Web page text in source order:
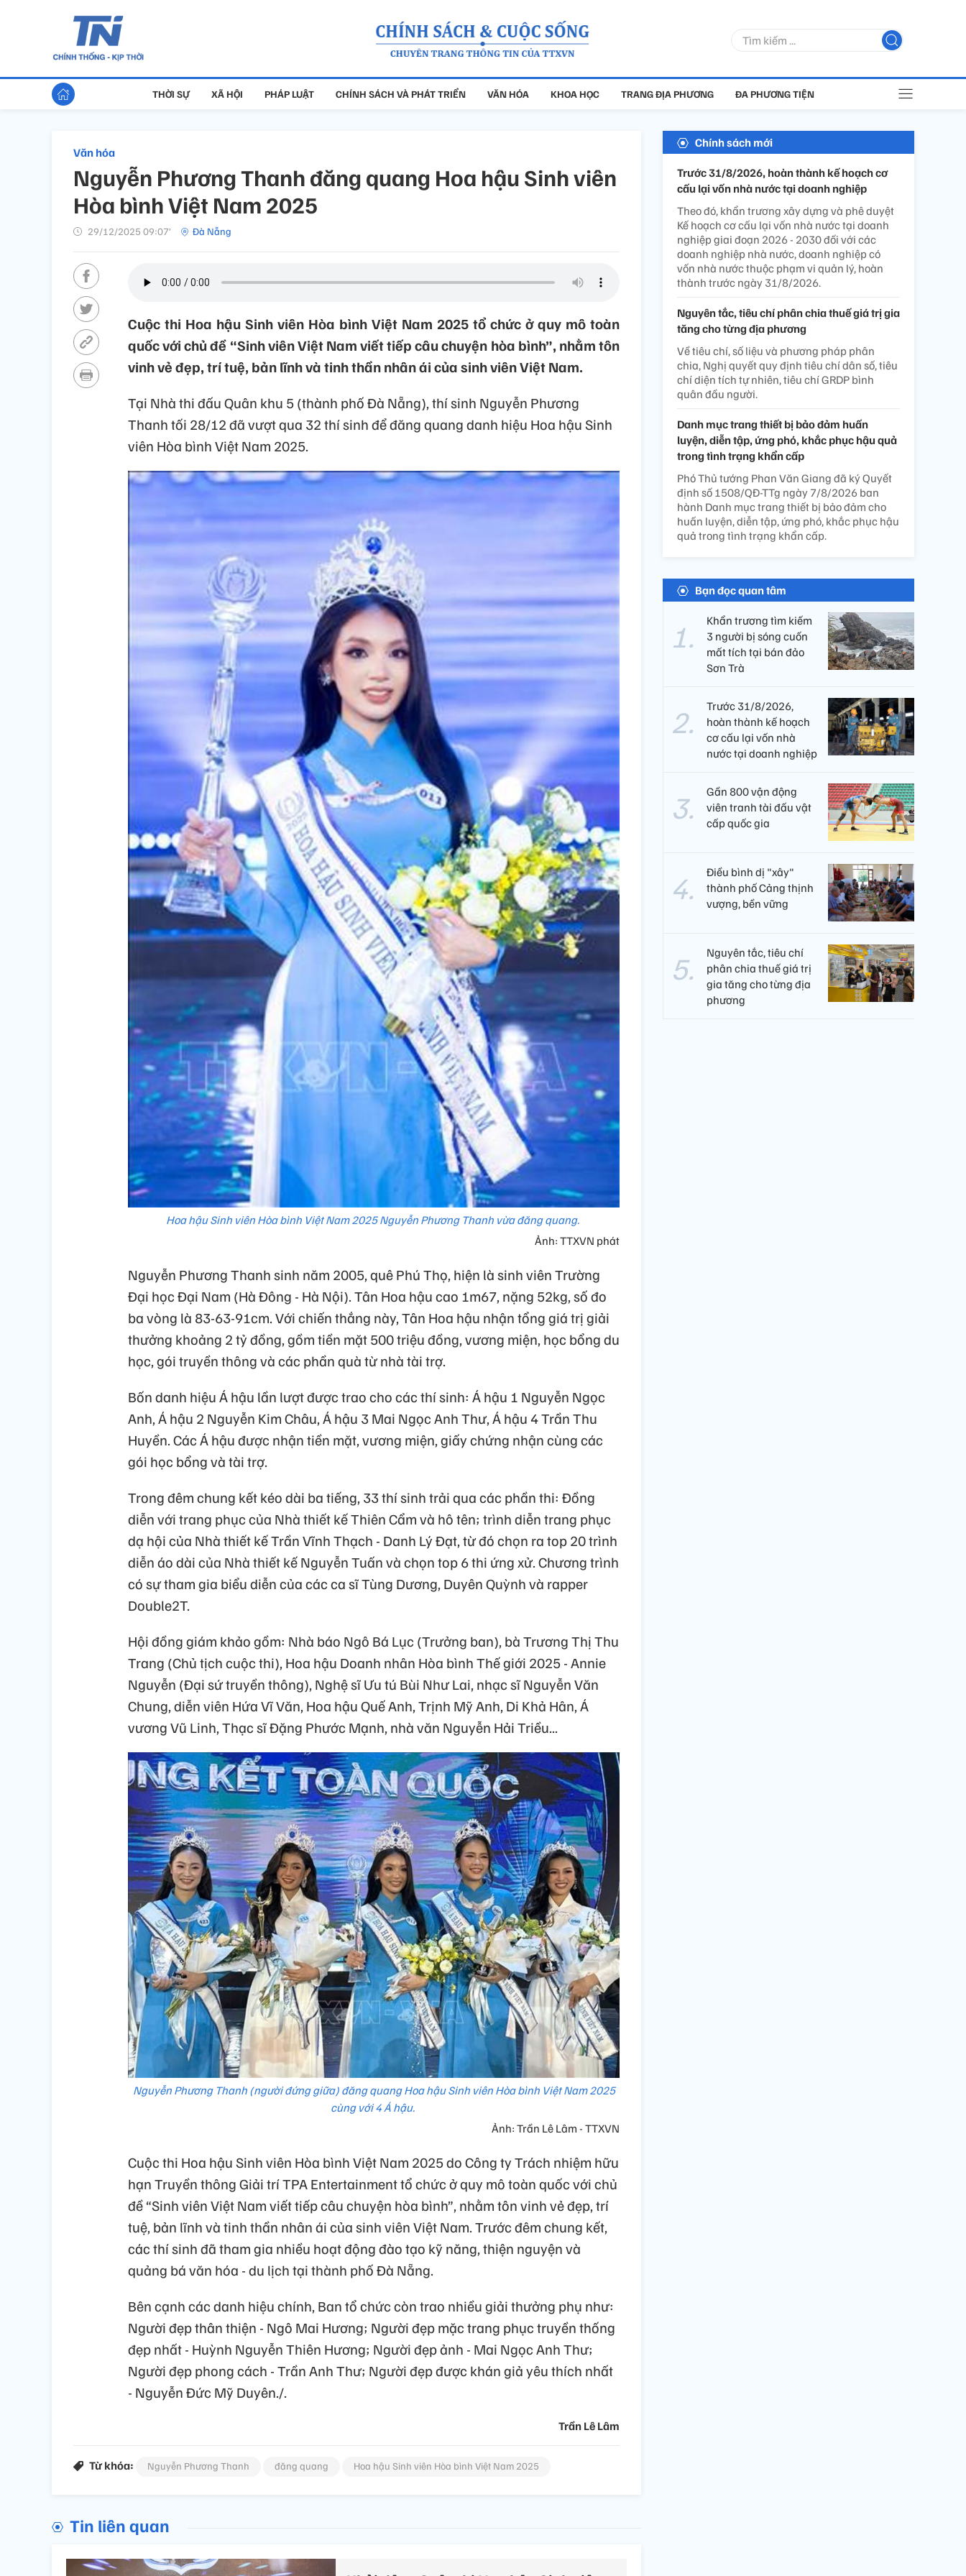
THỜI SỰ XÃ HỘI PHÁP LUẬT CHÍNH SÁCH VÀ PHÁT TRIỂN VĂN HÓA KHOA HỌC TRANG ĐỊA PHƯƠNG ĐA PHƯƠNG TIỆN
Văn hóa
Nguyễn Phương Thanh đăng quang Hoa hậu Sinh viên
Hòa bình Việt Nam 2025
29/12/2025 09:07’ Đà Nẵng
Cuộc thi Hoa hậu Sinh viên Hòa bình Việt Nam 2025 tổ chức ở quy mô toàn
quốc với chủ đề “Sinh viên Việt Nam viết tiếp câu chuyện hòa bình”, nhằm tôn
vinh vẻ đẹp, trí tuệ, bản lĩnh và tinh thần nhân ái của sinh viên Việt Nam.
Tại Nhà thi đấu Quân khu 5 (thành phố Đà Nẵng), thí sinh Nguyễn Phương
Thanh tối 28/12 đã vượt qua 32 thí sinh để đăng quang danh hiệu Hoa hậu Sinh
viên Hòa bình Việt Nam 2025.
Hoa hậu Sinh viên Hòa bình Việt Nam 2025 Nguyễn Phương Thanh vừa đăng quang.
Ảnh: TTXVN phát
Nguyễn Phương Thanh sinh năm 2005, quê Phú Thọ, hiện là sinh viên Trường
Đại học Đại Nam (Hà Đông - Hà Nội). Tân Hoa hậu cao 1m67, nặng 52kg, số đo
ba vòng là 83-63-91cm. Với chiến thắng này, Tân Hoa hậu nhận tổng giá trị giải
thưởng khoảng 2 tỷ đồng, gồm tiền mặt 500 triệu đồng, vương miện, học bổng du
học, gói truyền thông và các phần quà từ nhà tài trợ.
Bốn danh hiệu Á hậu lần lượt được trao cho các thí sinh: Á hậu 1 Nguyễn Ngọc
Anh, Á hậu 2 Nguyễn Kim Châu, Á hậu 3 Mai Ngọc Anh Thư, Á hậu 4 Trần Thu
Huyền. Các Á hậu được nhận tiền mặt, vương miện, giấy chứng nhận cùng các
gói học bổng và tài trợ.
Trong đêm chung kết kéo dài ba tiếng, 33 thí sinh trải qua các phần thi: Đồng
diễn với trang phục của Nhà thiết kế Thiên Cẩm và hô tên; trình diễn trang phục
dạ hội của Nhà thiết kế Trần Vĩnh Thạch - Danh Lý Đạt, từ đó chọn ra top 20 trình
diễn áo dài của Nhà thiết kế Nguyễn Tuấn và chọn top 6 thi ứng xử. Chương trình
có sự tham gia biểu diễn của các ca sĩ Tùng Dương, Duyên Quỳnh và rapper
Double2T.
Hội đồng giám khảo gồm: Nhà báo Ngô Bá Lục (Trưởng ban), bà Trương Thị Thu
Trang (Chủ tịch cuộc thi), Hoa hậu Doanh nhân Hòa bình Thế giới 2025 - Annie
Nguyễn (Đại sứ truyền thông), Nghệ sĩ Ưu tú Bùi Như Lai, nhạc sĩ Nguyễn Văn
Chung, diễn viên Hứa Vĩ Văn, Hoa hậu Quế Anh, Trịnh Mỹ Anh, Di Khả Hân, Á
vương Vũ Linh, Thạc sĩ Đặng Phước Mạnh, nhà văn Nguyễn Hải Triều...
Nguyễn Phương Thanh (người đứng giữa) đăng quang Hoa hậu Sinh viên Hòa bình Việt Nam 2025
cùng với 4 Á hậu.
Ảnh: Trần Lê Lâm - TTXVN
Cuộc thi Hoa hậu Sinh viên Hòa bình Việt Nam 2025 do Công ty Trách nhiệm hữu
hạn Truyền thông Giải trí TPA Entertainment tổ chức ở quy mô toàn quốc với chủ
đề “Sinh viên Việt Nam viết tiếp câu chuyện hòa bình”, nhằm tôn vinh vẻ đẹp, trí
tuệ, bản lĩnh và tinh thần nhân ái của sinh viên Việt Nam. Trước đêm chung kết,
các thí sinh đã tham gia nhiều hoạt động đào tạo kỹ năng, thiện nguyện và
quảng bá văn hóa - du lịch tại thành phố Đà Nẵng.
Bên cạnh các danh hiệu chính, Ban tổ chức còn trao nhiều giải thưởng phụ như:
Người đẹp thân thiện - Ngô Mai Hương; Người đẹp mặc trang phục truyền thống
đẹp nhất - Huỳnh Nguyễn Thiên Hương; Người đẹp ảnh - Mai Ngọc Anh Thư;
Người đẹp phong cách - Trần Anh Thư; Người đẹp được khán giả yêu thích nhất
- Nguyễn Đức Mỹ Duyên./.
Trần Lê Lâm
Từ khóa: Nguyễn Phương Thanh đăng quang Hoa hậu Sinh viên Hòa bình Việt Nam 2025
Tin liên quan
Chính sách mới
Trước 31/8/2026, hoàn thành kế hoạch cơ
cấu lại vốn nhà nước tại doanh nghiệp
Theo đó, khẩn trương xây dựng và phê duyệt
Kế hoạch cơ cấu lại vốn nhà nước tại doanh
nghiệp giai đoạn 2026 - 2030 đối với các
doanh nghiệp nhà nước, doanh nghiệp có
vốn nhà nước thuộc phạm vi quản lý, hoàn
thành trước ngày 31/8/2026.
Nguyên tắc, tiêu chí phân chia thuế giá trị gia
tăng cho từng địa phương
Về tiêu chí, số liệu và phương pháp phân
chia, Nghị quyết quy định tiêu chí dân số, tiêu
chí diện tích tự nhiên, tiêu chí GRDP bình
quân đầu người.
Danh mục trang thiết bị bảo đảm huấn
luyện, diễn tập, ứng phó, khắc phục hậu quả
trong tình trạng khẩn cấp
Phó Thủ tướng Phan Văn Giang đã ký Quyết
định số 1508/QĐ-TTg ngày 7/8/2026 ban
hành Danh mục trang thiết bị bảo đảm cho
huấn luyện, diễn tập, ứng phó, khắc phục hậu
quả trong tình trạng khẩn cấp.
Bạn đọc quan tâm
Khẩn trương tìm kiếm
3 người bị sóng cuốn
mất tích tại bán đảo
Sơn Trà
Trước 31/8/2026,
hoàn thành kế hoạch
cơ cấu lại vốn nhà
nước tại doanh nghiệp
Gần 800 vận động
viên tranh tài đấu vật
cấp quốc gia
Điều bình dị "xây"
thành phố Cảng thịnh
vượng, bền vững
Nguyên tắc, tiêu chí
phân chia thuế giá trị
gia tăng cho từng địa
phương